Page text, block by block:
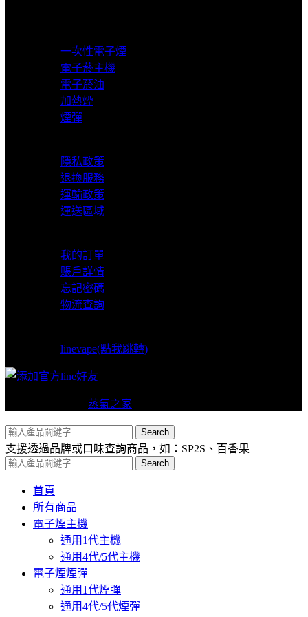
一次性電子煙
電子菸主機
電子菸油
加熱煙
煙彈
隱私政策
退換服務
運輸政策
運送區域
我的訂單
賬戶詳情
忘記密碼
物流查詢
linevape(點我跳轉)
蒸氣之家
Search
支援透過品牌或口味查詢商品，如：SP2S、百香果
Search
首頁
所有商品
電子煙主機
通用1代主機
通用4代/5代主機
電子煙煙彈
通用1代煙彈
通用4代/5代煙彈